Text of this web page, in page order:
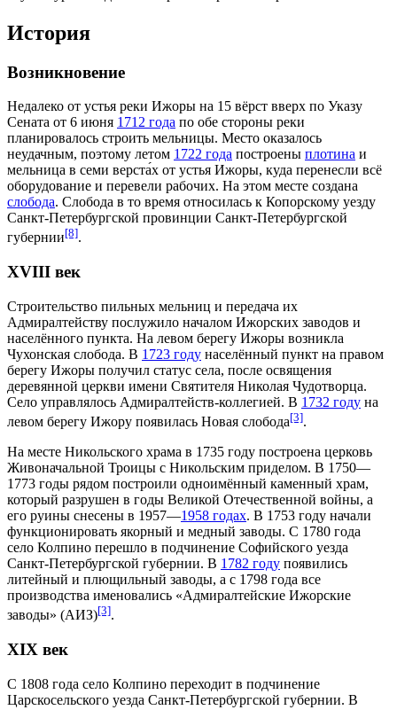
История
Возникновение
Недалеко от устья реки Ижоры на 15 вёрст вверх по Указу
Сената от 6 июня 1712 года по обе стороны реки
планировалось строить мельницы. Место оказалось
неудачным, поэтому летом 1722 года построены плотина и
мельница в семи верста́х от устья Ижоры, куда перенесли всё
оборудование и перевели рабочих. На этом месте создана
слобода. Слобода в то время относилась к Копорскому уезду
Санкт-Петербургской провинции Санкт-Петербургской
губернии[8].
XVIII век
Строительство пильных мельниц и передача их
Адмиралтейству послужило началом Ижорских заводов и
населённого пункта. На левом берегу Ижоры возникла
Чухонская слобода. В 1723 году населённый пункт на правом
берегу Ижоры получил статус села, после освящения
деревянной церкви имени Святителя Николая Чудотворца.
Село управлялось Адмиралтейств-коллегией. В 1732 году на
левом берегу Ижору появилась Новая слобода[3].
На месте Никольского храма в 1735 году построена церковь
Живоначальной Троицы с Никольским приделом. В 1750—
1773 годы рядом построили одноимённый каменный храм,
который разрушен в годы Великой Отечественной войны, а
его руины снесены в 1957—1958 годах. В 1753 году начали
функционировать якорный и медный заводы. С 1780 года
село Колпино перешло в подчинение Софийского уезда
Санкт-Петербургской губернии. В 1782 году появились
литейный и плющильный заводы, а с 1798 года все
производства именовались «Адмиралтейские Ижорские
заводы» (АИЗ)[3].
XIX век
С 1808 года село Колпино переходит в подчинение
Царскосельского уезда Санкт-Петербургской губернии. В